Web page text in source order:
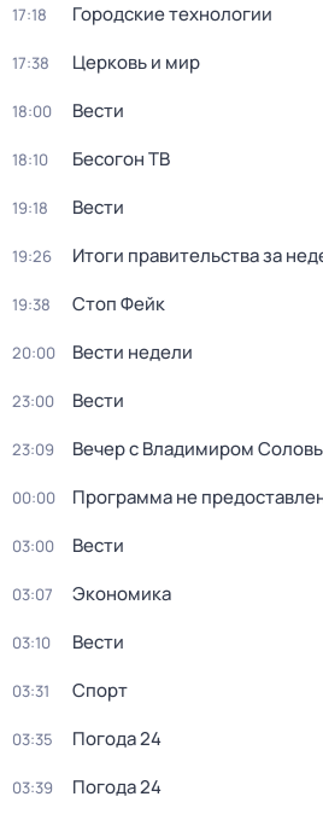
17:18 Городские технологии
17:38 Церковь и мир
18:00 Вести
18:10 Бесогон ТВ
19:18 Вести
19:26 Итоги правительства за
19:38 Стоп Фейк
20:00 Вести недели
23:00 Вести
23:09 Вечер с Владимиром
00:00 Программа не
03:00 Вести
03:07 Экономика
03:10 Вести
03:31 Спорт
03:35 Погода 24
03:39 Погода 24